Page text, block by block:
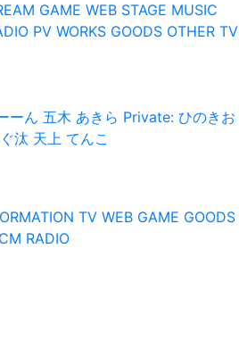
GAME WEB STAGE MUSIC
PV WORKS GOODS OTHER TV
ーん 五木 あきら Private: ひのきお
汰 天上 てんこ
TV WEB GAME GOODS
CM RADIO